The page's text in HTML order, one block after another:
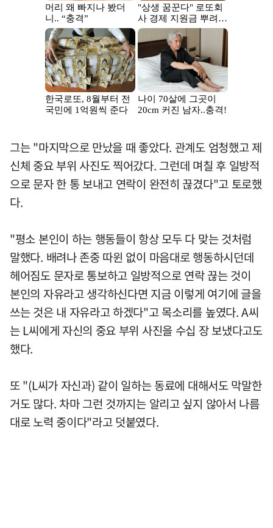
그는 "마지막으로 만났을 때 좋았다. 관계도 엄청했고 제
신체 중요 부위 사진도 찍어갔다. 그런데 며칠 후 일방적
으로 문자 한 통 보내고 연락이 완전히 끊겼다"고 토로했
다.
"평소 본인이 하는 행동들이 항상 모두 다 맞는 것처럼
말했다. 배려나 존중 따윈 없이 마음대로 행동하시던데
헤어짐도 문자로 통보하고 일방적으로 연락 끊는 것이
본인의 자유라고 생각하신다면 지금 이렇게 여기에 글을
쓰는 것은 내 자유라고 하겠다"고 목소리를 높였다. A씨
는 L씨에게 자신의 중요 부위 사진을 수십 장 보냈다고도
했다.
또 "(L씨가 자신과) 같이 일하는 동료에 대해서도 막말한
거도 많다. 차마 그런 것까지는 알리고 싶지 않아서 나름
대로 노력 중이다"라고 덧붙였다.